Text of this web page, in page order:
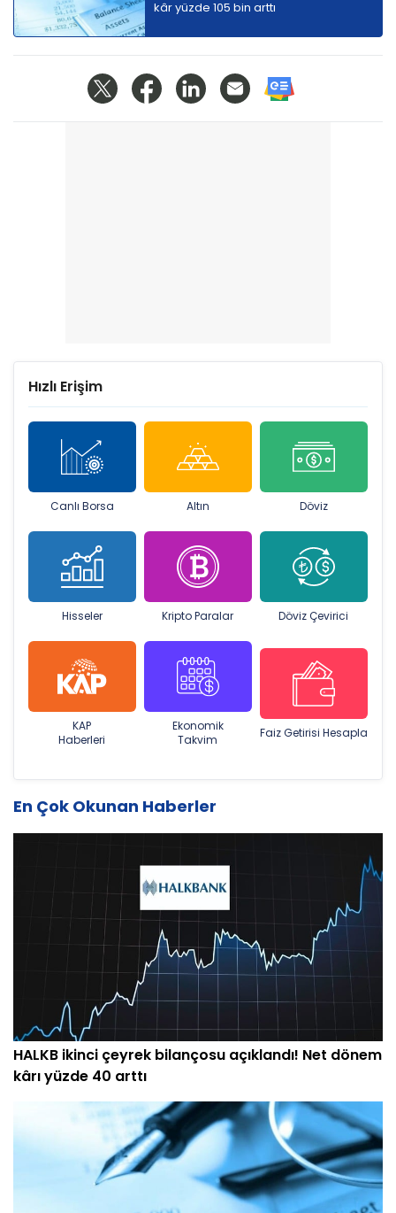
kâr yüzde 105 bin arttı
Hızlı Erişim
Canlı Borsa Altın Döviz
Hisseler Kripto Paralar Döviz Çevirici
KAP
Haberleri
Ekonomik
Takvim
Faiz Getirisi Hesapla
En Çok Okunan Haberler
HALKB ikinci çeyrek bilançosu açıklandı! Net dönem
kârı yüzde 40 arttı